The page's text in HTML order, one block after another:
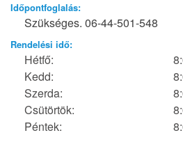
Időpontfoglalás:
Szükséges. 06-44-501-548
Rendelési idő:
Hétfő:
Kedd:
Szerda:
Csütörtök:
Péntek: